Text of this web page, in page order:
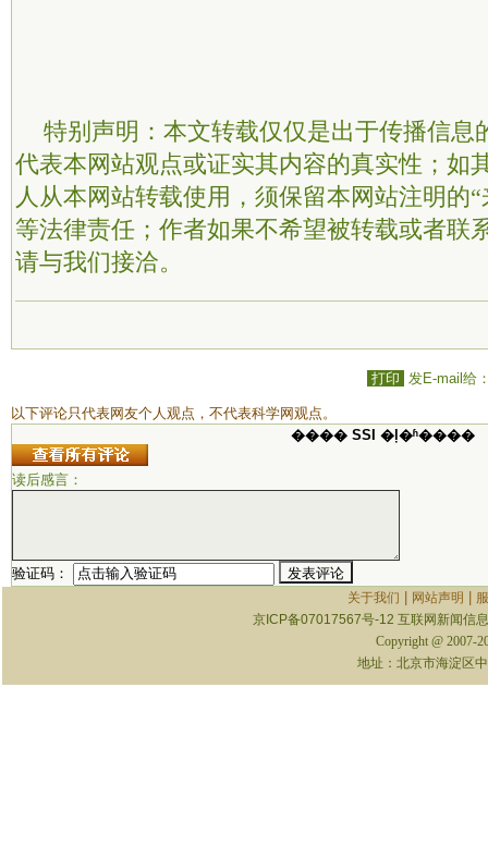
特别声明：本文转载仅仅是出于传播信息
代表本网站观点或证实其内容的真实性；如
人从本网站转载使用，须保留本网站注明的
等法律责任；作者如果不希望被转载或者联
请与我们接洽。
打印 发E-mail给
以下评论只代表网友个人观点，不代表科学网观点。
���� SSI �ļ�ʱ����
读后感言：
验证码：
关于我们 | 网站声明 |
京ICP备07017567号-12 互联网新闻信
Copyright @ 2007-
地址：北京市海淀区